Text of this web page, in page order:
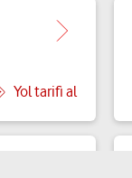
Yol tarifi al